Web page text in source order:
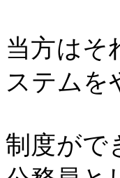
当方はそ
ステムを
制度がで